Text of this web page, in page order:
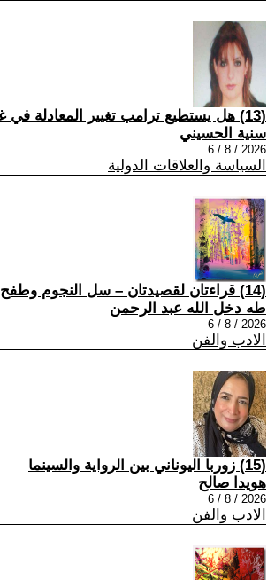
(13) هل يستطيع ترامب تغيير المعادلة في غزة؟
سنية الحسيني
2026 / 8 / 6
السياسة والعلاقات الدولية
(14) قراءتان لقصيدتان – سل النجوم وطفح الحب
طه دخل الله عبد الرحمن
2026 / 8 / 6
الادب والفن
(15) زوربا اليوناني بين الرواية والسينما
هويدا صالح
2026 / 8 / 6
الادب والفن